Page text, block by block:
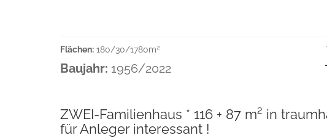
Flächen:180/30/1780m2
Baujahr: 1956/2022
-
ZWEI-Familienhaus * 116 + 87 m² in
für Anleger interessant !